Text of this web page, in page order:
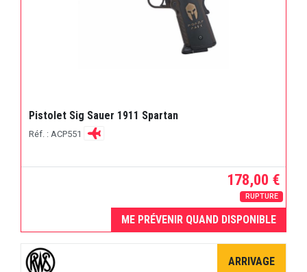
Pistolet Sig Sauer 1911 Spartan
Réf. : ACP551
178,00 €
RUPTURE
ME PRÉVENIR QUAND DISPONIBLE
ARRIVAGE